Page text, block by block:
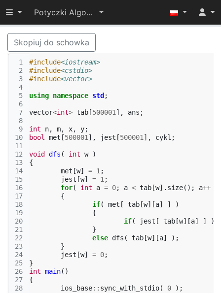
Przełącz widoczność menu
Potyczki Algorytmiczne 2015
Skopiuj do schowka
1
2
3
4
5
6
7
8
9
10
11
12
13
14
15
16
17
18
19
20
21
22
23
24
25
26
27
28
#include<iostream>
#include<cstdio>
#include<vector>
using namespace std ;
vector<int> tab [500001 ], ans ;
int n, m, x, y;
bool
met [500001 ], jest [500001 ], cykl ;
void dfs ( int w
)
{
met [w] = 1 ;
jest [w] = 1 ;
for( int a = 0; a < tab [w]. size(); a++
{
if( met [ tab [w][a] ]
)
{
if( jest [ tab [w][a] ] )
}
else dfs ( tab [w][a]
);
}
jest [w] = 0;
}
int main()
{
ios_base:: sync_with_stdio( 0
);